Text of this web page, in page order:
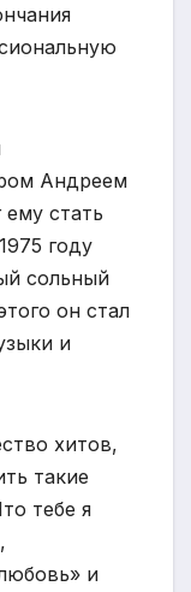
Андреем
стать
году
сольный
он стал
и
хитов,
такие
тебе я
и